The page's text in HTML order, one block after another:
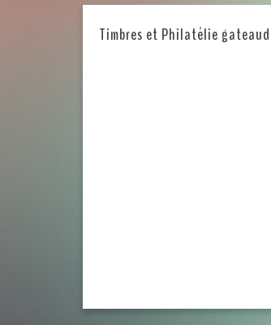
Timbres et Philatélie gateaud